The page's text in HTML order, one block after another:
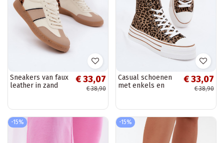
Sneakers van faux
leather in zand
€ 33,07
€ 38,90
Casual schoenen
met enkels en
€ 33,07
€ 38,90
-15% -15%